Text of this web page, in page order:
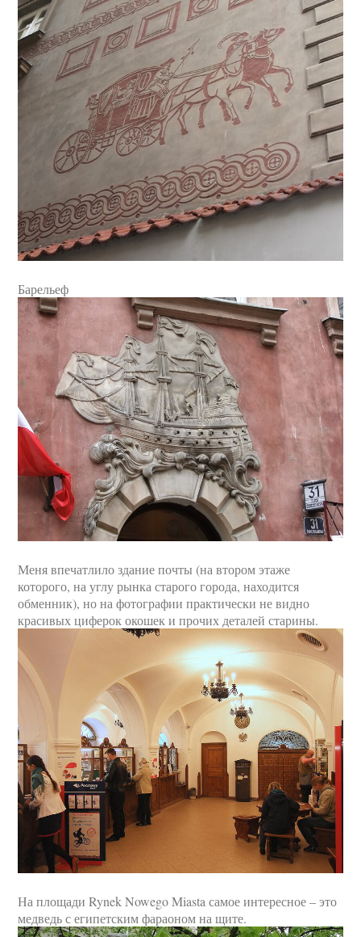
Барельеф
Меня впечатлило здание почты (на втором этаже
которого, на углу рынка старого города, находится
обменник), но на фотографии практически не видно
красивых циферок окошек и прочих деталей старины.
На площади Rynek Nowego Miasta самое интересное – это
медведь с египетским фараоном на щите.